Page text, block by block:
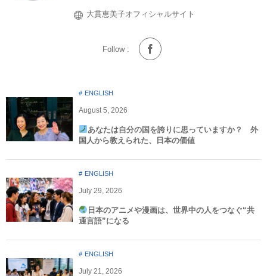
大貫恵美子オフィシャルサイト
Follow :
ENGLISH
August 5, 2026
あなたは自分の国を誇りに思っていますか？ 外
国人から教えられた、日本の価値
ENGLISH
July 29, 2026
日本のアニメや漫画は、世界中の人をつなぐ“共
通言語”になる
ENGLISH
July 21, 2026